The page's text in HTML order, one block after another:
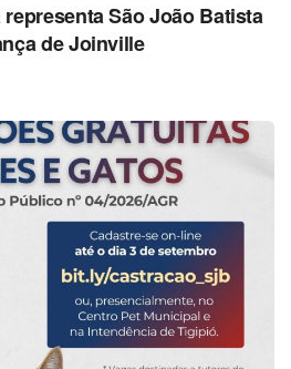
São João Batista
de Joinville